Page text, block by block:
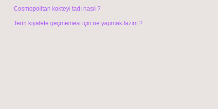
Cosmopolitan kokteyl tadı nasıl ?
Terin kıyafete geçmemesi için ne yapmak lazım ?